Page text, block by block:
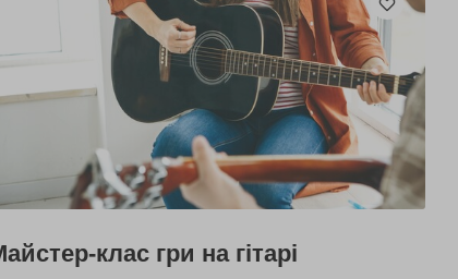
клас гри на гітарі